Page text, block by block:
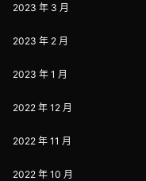
2023 年 3 月
2023 年 2 月
2023 年 1 月
2022 年 12 月
2022 年 11 月
2022 年 10 月